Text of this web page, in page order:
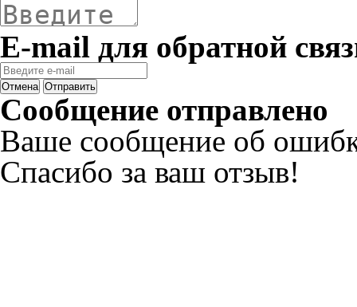
E-mail для обратной
Отмена Отправить
Сообщение отправлено
Ваше сообщение об
Спасибо за ваш отзыв!